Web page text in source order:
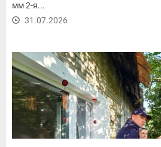
мм 2-я...
31.07.2026